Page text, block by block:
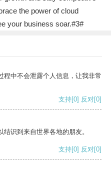
the power of cloud
your business soar.#3#
程中不会泄露个人信息，让我非常
支持[0] 反对[0]
识到来自世界各地的朋友。
支持[0] 反对[0]